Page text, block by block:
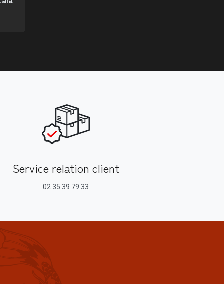
Service relation client
02 35 39 79 33